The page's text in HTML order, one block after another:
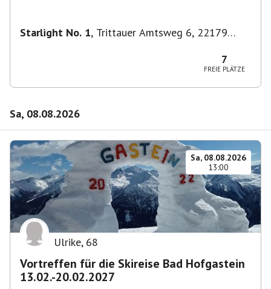
Starlight No. 1, Trittauer Amtsweg 6, 22179
7
FREIE PLÄTZE
Sa, 08.08.2026
Sa, 08.08.2026
13:00
Ulrike, 68
Vortreffen für die Skireise Bad Hofgastein
13.02.-20.02.2027